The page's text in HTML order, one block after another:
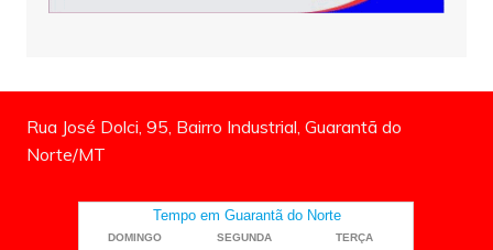
Rua José Dolci, 95, Bairro Industrial, Guarantã do
Norte/MT